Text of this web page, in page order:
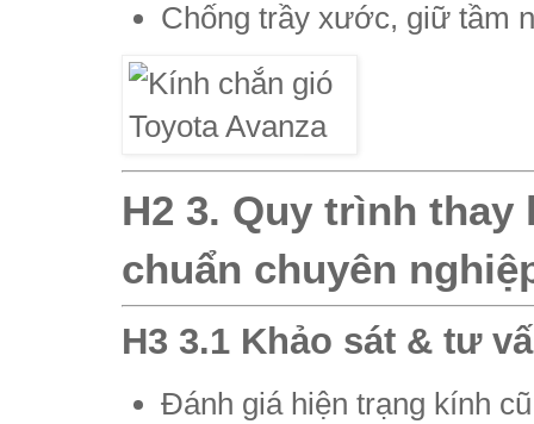
Chống trầy xước, giữ tầm
H2 3. Quy trình
chuẩn chuyên
H3 3.1 Khảo sát & tư
Đánh giá hiện trạng kính